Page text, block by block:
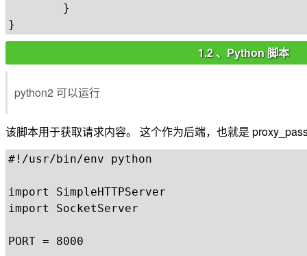
        }
1.2 、Python 脚本
python2 可以运行
该脚本用于获取请求内容。 这个作为后端，也就是
#!/usr/bin/env python
import SimpleHTTPServer
import SocketServer
PORT = 8000